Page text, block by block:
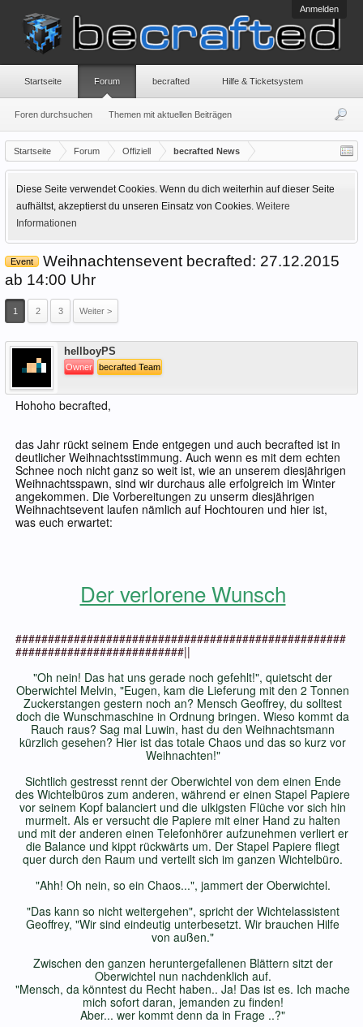
Anmelden
Startseite Forum Offiziell becrafted News
Diese Seite verwendet Cookies. Wenn du dich weiterhin auf dieser Seite
aufhältst, akzeptierst du unseren Einsatz von Cookies. Weitere
Informationen
Event
Weihnachtensevent becrafted: 27.12.2015
ab 14:00 Uhr
1 2 3 Weiter >
hellboyPS
Owner becrafted Team
Hohoho becrafted,
das Jahr rückt seinem Ende entgegen und auch becrafted ist in
deutlicher Weihnachtsstimmung. Auch wenn es mit dem echten
Schnee noch nicht ganz so weit ist, wie an unserem diesjährigen
Weihnachtsspawn, sind wir durchaus alle erfolgreich im Winter
angekommen. Die Vorbereitungen zu unserm diesjährigen
Weihnachtsevent laufen nämlich auf Hochtouren und hier ist,
was euch erwartet:
Der verlorene Wunsch
###################################################
##########################||
"Oh nein! Das hat uns gerade noch gefehlt!", quietscht der
Oberwichtel Melvin, "Eugen, kam die Lieferung mit den 2 Tonnen
Zuckerstangen gestern noch an? Mensch Geoffrey, du solltest
doch die Wunschmaschine in Ordnung bringen. Wieso kommt da
Rauch raus? Sag mal Luwin, hast du den Weihnachtsmann
kürzlich gesehen? Hier ist das totale Chaos und das so kurz vor
Weihnachten!"
Sichtlich gestresst rennt der Oberwichtel von dem einen Ende
des Wichtelbüros zum anderen, während er einen Stapel Papiere
vor seinem Kopf balanciert und die ulkigsten Flüche vor sich hin
murmelt. Als er versucht die Papiere mit einer Hand zu halten
und mit der anderen einen Telefonhörer aufzunehmen verliert er
die Balance und kippt rückwärts um. Der Stapel Papiere fliegt
quer durch den Raum und verteilt sich im ganzen Wichtelbüro.
"Ahh! Oh nein, so ein Chaos...", jammert der Oberwichtel.
"Das kann so nicht weitergehen", spricht der Wichtelassistent
Geoffrey, "Wir sind eindeutig unterbesetzt. Wir brauchen Hilfe
von außen."
Zwischen den ganzen heruntergefallenen Blättern sitzt der
Oberwichtel nun nachdenklich auf.
"Mensch, da könntest du Recht haben.. Ja! Das ist es. Ich mache
mich sofort daran, jemanden zu finden!
Aber... wer kommt denn da in Frage ..?"
Startseite Forum
Foren durchsuchen Themen mit aktuellen Beiträgen
becrafted Hilfe & Ticketsystem